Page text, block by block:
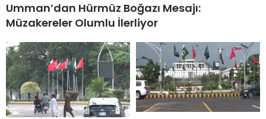
Umman’dan Hürmüz Boğazı Mesajı:
Müzakereler Olumlu İlerliyor